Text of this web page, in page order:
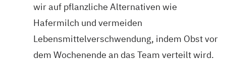
wir auf pflanzliche Alternativen wie
Hafermilch und vermeiden
Lebensmittelverschwendung, indem Obst vor
dem Wochenende an das Team verteilt wird.